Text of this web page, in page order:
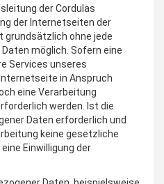
der Cordulas
der Internetseiten der
grundsätzlich ohne jede
möglich. Sofern eine
Services unseres
in Anspruch
eine Verarbeitung
werden. Ist die
Daten erforderlich und
keine gesetzliche
Einwilligung der